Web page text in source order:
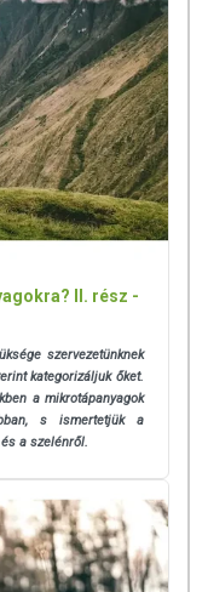
II. rész -
szervezetünknek
kategorizáljuk őket.
a mikrotápanyagok
s ismertetjük a
a szelénről.